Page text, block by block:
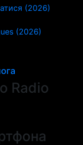
(2026)
(2026)
Radio